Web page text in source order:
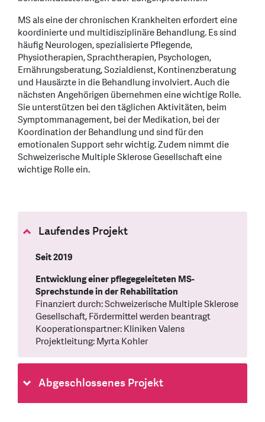
MS als eine der chronischen Krankheiten erfordert eine
koordinierte und multidisziplinäre Behandlung. Es sind
häufig Neurologen, spezialisierte Pflegende,
Physiotherapien, Sprachtherapien, Psychologen,
Ernährungsberatung, Sozialdienst, Kontinenzberatung
und Hausärzte in die Behandlung involviert. Auch die
nächsten Angehörigen übernehmen eine wichtige Rolle.
Sie unterstützen bei den täglichen Aktivitäten, beim
Symptommanagement, bei der Medikation, bei der
Koordination der Behandlung und sind für den
emotionalen Support sehr wichtig. Zudem nimmt die
Schweizerische Multiple Sklerose Gesellschaft eine
wichtige Rolle ein.
Laufendes Projekt
Seit 2019
Entwicklung einer pflegegeleiteten MS-
Sprechstunde in der Rehabilitation
Finanziert durch: Schweizerische Multiple Sklerose
Gesellschaft, Fördermittel werden beantragt
Kooperationspartner: Kliniken Valens
Projektleitung: Myrta Kohler
Abgeschlossenes Projekt